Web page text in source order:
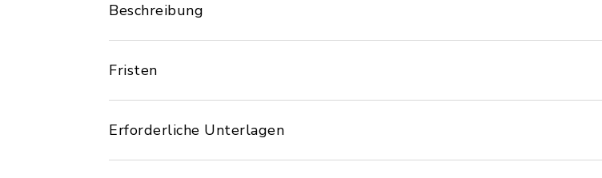
Beschreibung
Fristen
Erforderliche Unterlagen